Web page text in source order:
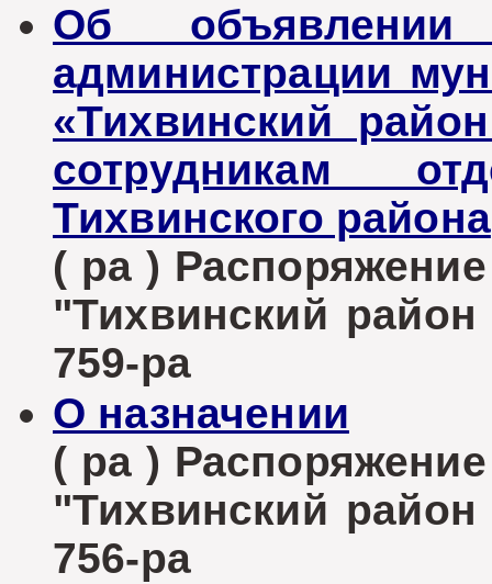
Об объявлении
администрации
«Тихвинский
сотрудникам
Тихвинского района
( ра )
"Тихвинский
759-ра
О назначении
( ра )
"Тихвинский
756-ра